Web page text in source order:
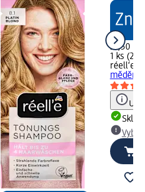
21,50 Kč
1 ks
réell‘e
měděná